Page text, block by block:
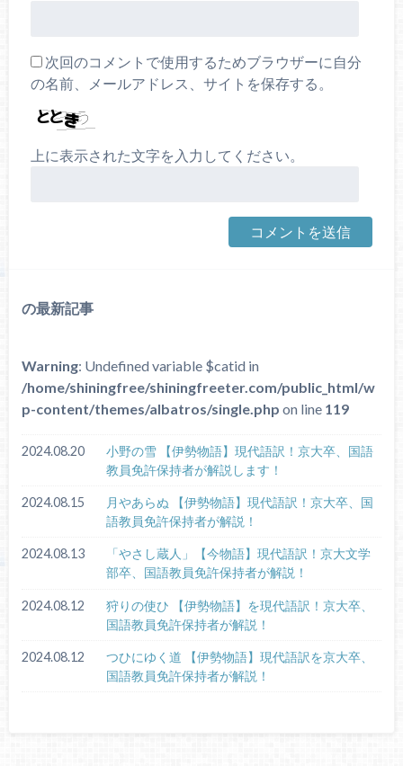
次回のコメントで使用するためブラウザーに自分
の名前、メールアドレス、サイトを保存する。
上に表示された文字を入力してください。
の最新記事
Warning: Undefined variable $catid in
/home/shiningfree/shiningfreeter.com/public_html/w
p-content/themes/albatros/single.php on line 119
2024.08.20
小野の雪 【伊勢物語】現代語訳！京大卒、国語
教員免許保持者が解説します！
2024.08.15
月やあらぬ 【伊勢物語】現代語訳！京大卒、国
語教員免許保持者が解説！
2024.08.13
「やさし蔵人」【今物語】現代語訳！京大文学
部卒、国語教員免許保持者が解説！
2024.08.12
狩りの使ひ 【伊勢物語】を現代語訳！京大卒、
国語教員免許保持者が解説！
2024.08.12
つひにゆく道 【伊勢物語】現代語訳を京大卒、
国語教員免許保持者が解説！